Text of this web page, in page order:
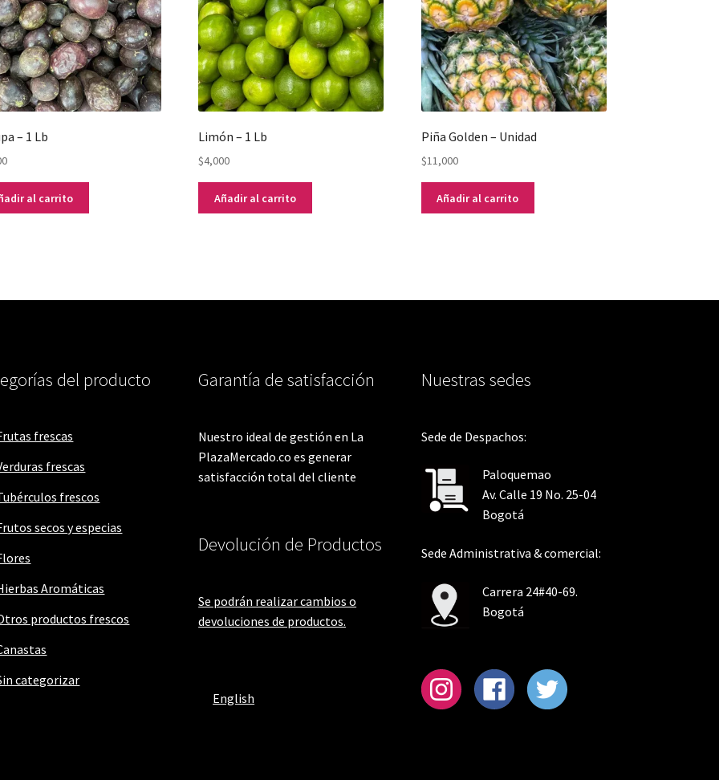
– 1 Lb
al carrito
Limón – 1 Lb
$4,000
Añadir al carrito
Piña Golden – Unidad
$11,000
Añadir al carrito
del producto
frescas
frescas
frescos
secos y especias
Aromáticas
productos frescos
categorizar
Garantía de satisfacción
Nuestro ideal de gestión en La
PlazaMercado.co es generar
satisfacción total del cliente
Devolución de Productos
Se podrán realizar cambios o
devoluciones de productos.
English
Nuestras sedes
Sede de Despachos:
Paloquemao
Av. Calle 19 No. 25-04
Bogotá
Sede Administrativa & comercial:
Carrera 24#40-69.
Bogotá